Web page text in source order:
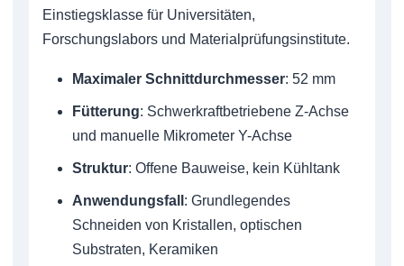
Einstiegsklasse für Universitäten,
Forschungslabors und Materialprüfungsinstitute.
Maximaler Schnittdurchmesser: 52 mm
Fütterung: Schwerkraftbetriebene Z-Achse
und manuelle Mikrometer Y-Achse
Struktur: Offene Bauweise, kein Kühltank
Anwendungsfall : Grundlegendes
Schneiden von Kristallen, optischen
Substraten, Keramiken